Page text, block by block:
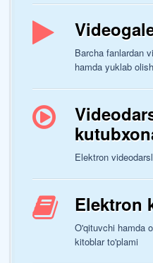
Barcha fanlardan
hamda yuklab
Elektron
Elektron
O'qituvchi hamda
kitoblar to'plami